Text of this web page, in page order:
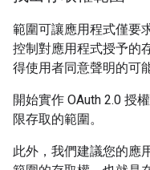
範圍可讓應用程式僅要
控制對應用程式授予的
得使用者同意聲明的可
開始實作 OAuth 2.0 授
限存取的範圍。
此外，我們建議您的應